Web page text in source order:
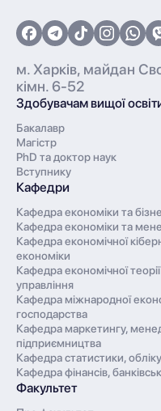
м. Харків, майдан
кімн. 6-52
Здобувачам вищої
Бакалавр
Магістр
PhD та доктор наук
Вступнику
Кафедри
Кафедра економіки та
Кафедра економіки та
Кафедра економічної
економіки
Кафедра економічної
управління
Кафедра міжнародної
господарства
Кафедра маркетингу,
підприємництва
Кафедра статистики,
Кафедра фінансів,
Факультет